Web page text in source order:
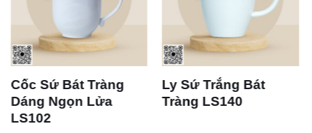
Cốc Sứ Bát Tràng
Dáng Ngọn Lửa
LS102
Ly Sứ Trắng Bát
Tràng LS140